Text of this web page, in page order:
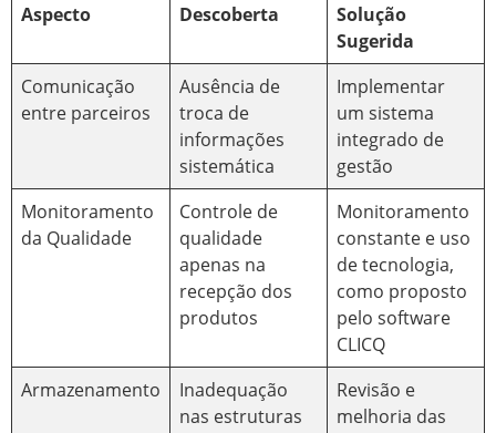
Aspecto Descoberta
Solução
Sugerida
Comunicação
entre parceiros
Ausência de
troca de
informações
sistemática
Implementar
um sistema
integrado de
gestão
Monitoramento
da Qualidade
Controle de
qualidade
apenas na
recepção dos
produtos
Monitoramento
constante e uso
de tecnologia,
como proposto
pelo software
CLICQ
Armazenamento
Inadequação
nas estruturas
Revisão e
melhoria das